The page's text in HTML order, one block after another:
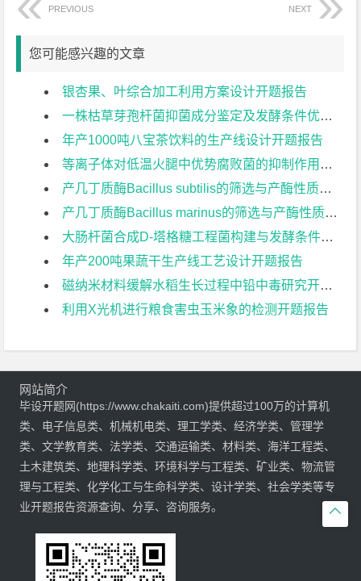
PREVIOUS NEXT
您可能感兴趣的文章
银杏果、叶综合加工利用方案设计开题报告
一株枯草芽孢杆菌抑菌成分鉴定及发酵条件优化开题报告
年产1000吨八宝茶饮料的生产线设计开题报告
等离子体对低温火腿中优势腐败菌的抑制作用开题报告
产几丁质酶Bacillus subtilis的筛选与产酶性质研究开题报告
产几丁质酶Bacillus marinus的筛选与产酶性质研究开题报告
大肠杆菌合成D-塔格糖工程菌构建与发酵条件优化开题报告
年产200吨果蔬干生产线工艺设计开题报告
磁纳米材料缓解水稻生长过程中铅中毒研究开题报告
利用X光机进行粮食害虫玉米象的检测开题报告

网站简介
毕设开题网(https://www.chakaiti.com)提供超过100万的计算机
类、电子信息类、机械机电类、理工学类、经济学类、管理学
类、文学教育类、法学类、交通运输类、材料类、海洋工程类、
土木建筑类、地理科学类、环境科学与工程类、矿业类、物流管
理与工程类、化学化工与生命科学类、设计学类、社会学类等专
业开题报告资源查询、分享、咨询服务。